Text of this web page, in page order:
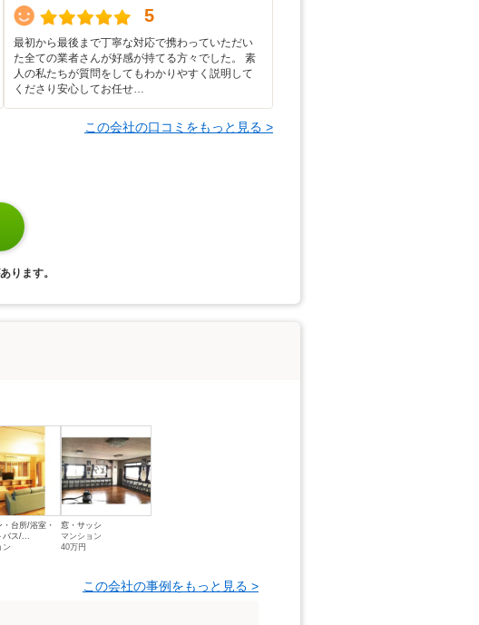
5
最初から最後まで丁寧な対応で携わっていただい
た全ての業者さんが好感が持てる方々でした。 素
人の私たちが質問をしてもわかりやすく説明して
くださり安心してお任せ…
この会社の口コミをもっと見る >
ります。
・台所/浴室・
バス/...
ン
窓・サッシ
マンション
40万円
この会社の事例をもっと見る >